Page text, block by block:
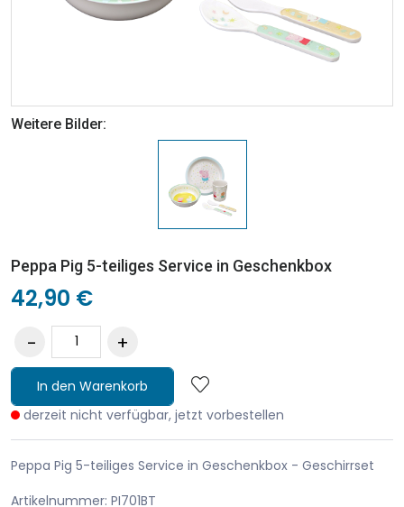
Weitere Bilder:
Peppa Pig 5-teiliges Service in Geschenkbox
42,90 €
In den Warenkorb
derzeit nicht verfügbar, jetzt vorbestellen
Peppa Pig 5-teiliges Service in Geschenkbox - Geschirrset
Artikelnummer: PI701BT